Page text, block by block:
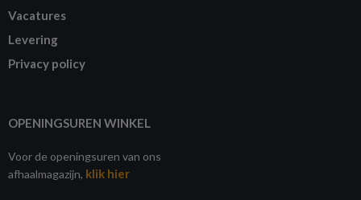
Vacatures
Levering
Privacy policy
OPENINGSUREN WINKEL
Voor de openingsuren van ons
afhaalmagazijn, klik hier